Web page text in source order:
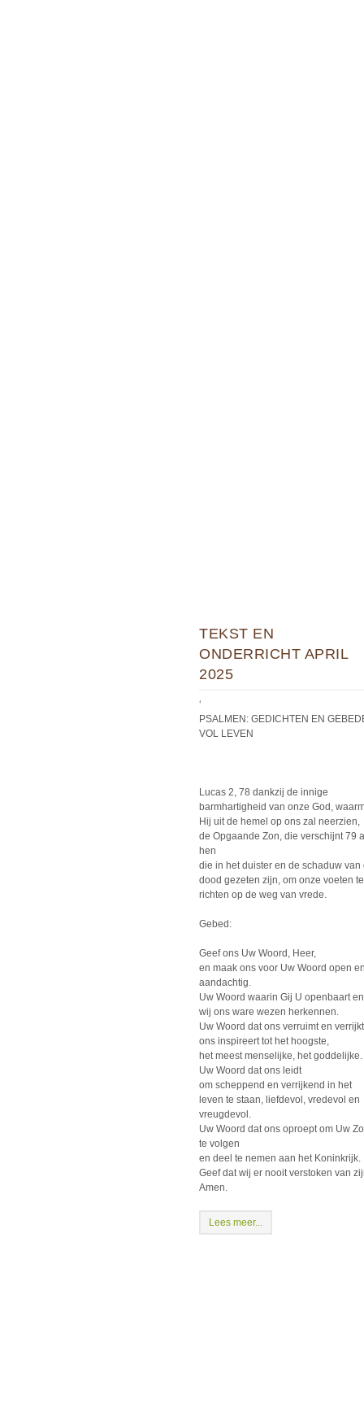
TEKST EN
ONDERRICHT APRIL
2025
‘
PSALMEN: GEDICHTEN EN
VOL LEVEN
Lucas 2, 78 dankzij de innige
barmhartigheid van onze God,
Hij uit de hemel op ons zal neerzien,
de Opgaande Zon, die verschijnt 79
hen
die in het duister en de schaduw van
dood gezeten zijn, om onze voeten te
richten op de weg van vrede.
Gebed:
Geef ons Uw Woord, Heer,
en maak ons voor Uw Woord open
aandachtig.
Uw Woord waarin Gij U openbaart en
wij ons ware wezen herkennen.
Uw Woord dat ons verruimt en
ons inspireert tot het hoogste,
het meest menselijke, het goddelijke.
Uw Woord dat ons leidt
om scheppend en verrijkend in het
leven te staan, liefdevol, vredevol en
vreugdevol.
Uw Woord dat ons oproept om Uw
te volgen
en deel te nemen aan het Koninkrijk.
Geef dat wij er nooit verstoken van
Amen.
Lees meer...